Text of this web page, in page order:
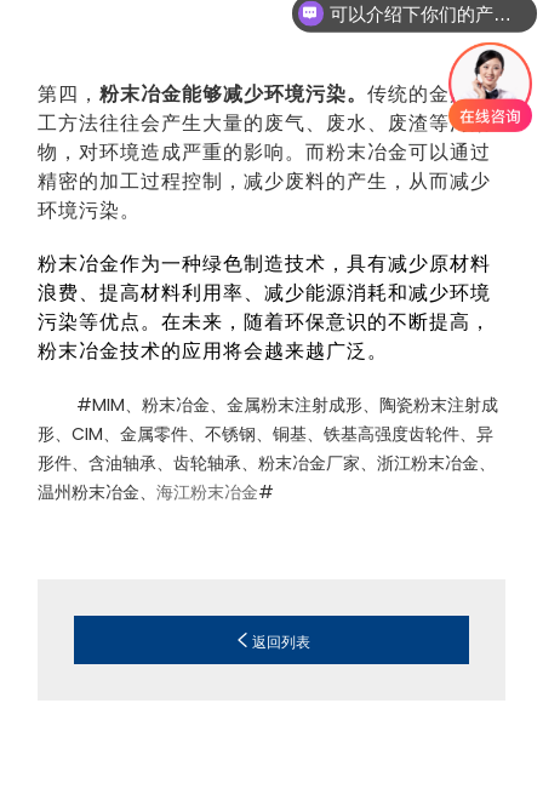
第四，粉末冶金能够减少环境污染。传统的金属加
工方法往往会产生大量的废气、废水、废渣等污染
物，对环境造成严重的影响。而粉末冶金可以通过
精密的加工过程控制，减少废料的产生，从而减少
环境污染。
粉末冶金作为一种绿色制造技术，具有减少原材料
浪费、提高材料利用率、减少能源消耗和减少环境
污染等优点。在未来，随着环保意识的不断提高，
粉末冶金技术的应用将会越来越广泛。
#MIM、粉末冶金、金属粉末注射成形、陶瓷粉末注射成
形、CIM、金属零件、不锈钢、铜基、铁基高强度齿轮件、异
形件、含油轴承、齿轮轴承、粉末冶金厂家、浙江粉末冶金、
温州粉末冶金、海江粉末冶金#
返回列表
可以介绍下你们的产品么